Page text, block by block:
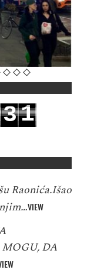
31
Raonića.Išao
VIEW
DA